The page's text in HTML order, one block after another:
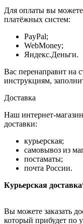
Для оплаты вы можете
платёжных систем:
PayPal;
WebMoney;
Яндекс.Деньги.
Вас перенаправит на
инструкциям,
Доставка
Наш интернет-магазин
доставки:
курьерская;
самовывоз из
постаматы;
почта России.
Курьерская
Вы можете заказать
который прибудет по